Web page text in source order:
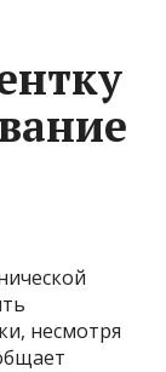
несмотря